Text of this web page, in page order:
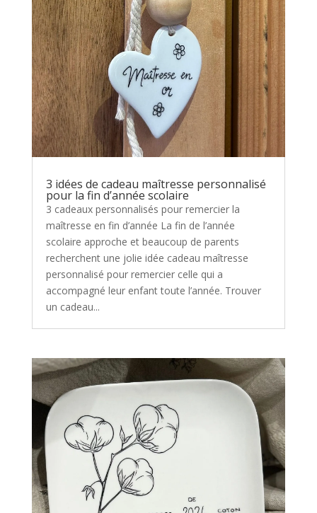
3 idées de cadeau maîtresse personnalisé
pour la fin d’année scolaire
3 cadeaux personnalisés pour remercier la
maîtresse en fin d’année La fin de l’année
scolaire approche et beaucoup de parents
recherchent une jolie idée cadeau maîtresse
personnalisé pour remercier celle qui a
accompagné leur enfant toute l’année. Trouver
un cadeau...